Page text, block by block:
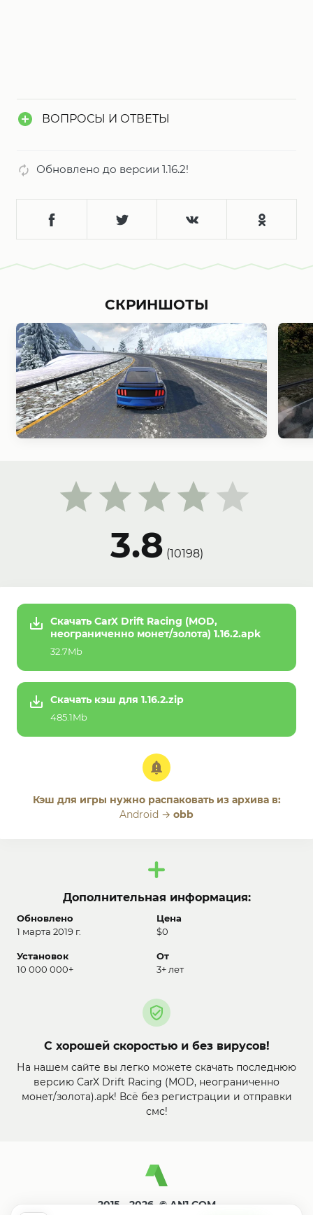
ВОПРОСЫ И ОТВЕТЫ
Обновлено до версии 1.16.2!
3.8 (10198)
СКРИНШОТЫ
Скачать CarX Drift Racing (MOD,
неограниченно монет/золота) 1.16.2.apk
32.7Mb
Скачать кэш для 1.16.2.zip
485.1Mb
Кэш для игры нужно распаковать из архива в:
Android → obb
Дополнительная информация:
Обновлено
1 марта 2019 г.
Цена
$0
Установок
10 000 000+
От
3+ лет
С хорошей скоростью и без вирусов!
На нашем сайте вы легко можете скачать последнюю
версию CarX Drift Racing (MOD, неограниченно
монет/золота).apk! Всё без регистрации и отправки
смс!
2015—2026. © AN1.COM